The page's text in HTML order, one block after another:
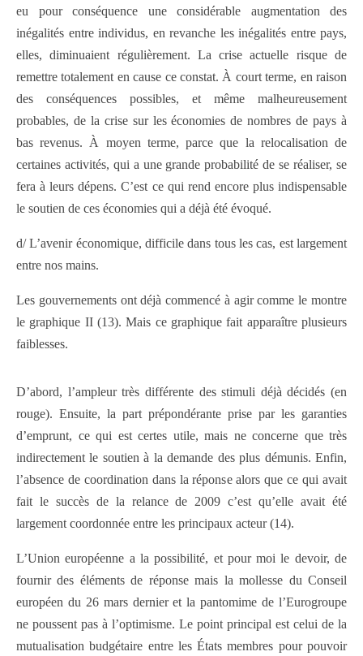
eu pour conséquence une considérable augmentation des
inégalités entre individus, en revanche les inégalités entre pays,
elles, diminuaient régulièrement. La crise actuelle risque de
remettre totalement en cause ce constat. À court terme, en raison
des conséquences possibles, et même malheureusement
probables, de la crise sur les économies de nombres de pays à
bas revenus. À moyen terme, parce que la relocalisation de
certaines activités, qui a une grande probabilité de se réaliser, se
fera à leurs dépens. C’est ce qui rend encore plus indispensable
le soutien de ces économies qui a déjà été évoqué.
d/ L’avenir économique, difficile dans tous les cas, est largement
entre nos mains.
Les gouvernements ont déjà commencé à agir comme le montre
le graphique II (13). Mais ce graphique fait apparaître plusieurs
faiblesses.
D’abord, l’ampleur très différente des stimuli déjà décidés (en
rouge). Ensuite, la part prépondérante prise par les garanties
d’emprunt, ce qui est certes utile, mais ne concerne que très
indirectement le soutien à la demande des plus démunis. Enfin,
l’absence de coordination dans la réponse alors que ce qui avait
fait le succès de la relance de 2009 c’est qu’elle avait été
largement coordonnée entre les principaux acteur (14).
L’Union européenne a la possibilité, et pour moi le devoir, de
fournir des éléments de réponse mais la mollesse du Conseil
européen du 26 mars dernier et la pantomime de l’Eurogroupe
ne poussent pas à l’optimisme. Le point principal est celui de la
mutualisation budgétaire entre les États membres pour pouvoir